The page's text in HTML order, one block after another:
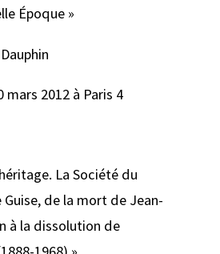
Époque »
mars 2012 à Paris 4
La Société du
Guise, de la mort de Jean-
à la dissolution de